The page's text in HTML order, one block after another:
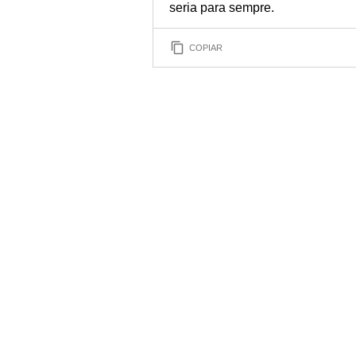
seria para sempre.
COPIAR